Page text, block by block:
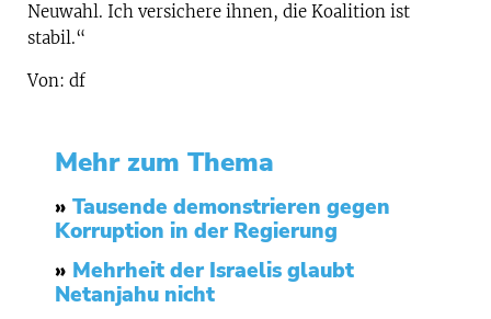
Neuwahl. Ich versichere ihnen, die Koalition ist
stabil.“
Von: df
Mehr zum Thema
» Tausende demonstrieren gegen
Korruption in der Regierung
» Mehrheit der Israelis glaubt
Netanjahu nicht